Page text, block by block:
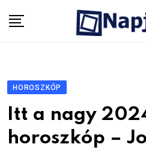
HOROSZKÓP
Itt a nagy
horoszkóp –